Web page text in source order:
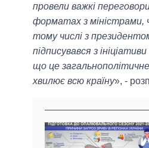
провели важкі
форматах з міністрами,
тому числі з
підписувався з
що це
хвилює всю країну», -